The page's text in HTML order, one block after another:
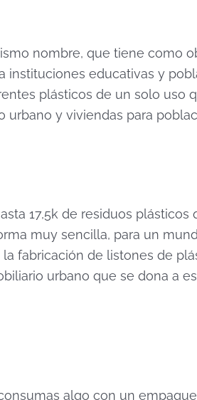
nombre, que tiene como
educativas y
plásticos de un solo uso
urbano y viviendas para
17,5k de residuos
muy sencilla, para un
fabricación de listones de
urbano que se dona a
algo con un